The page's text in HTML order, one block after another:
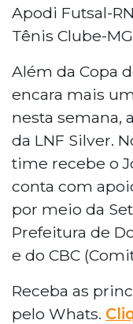
Apodi Futsal-
Tênis Clube-
Além da Copa
encara mais
nesta semana,
da LNF Silver.
time recebe o
conta com
por meio da
Prefeitura de
e do CBC
Receba as
pelo Whats.